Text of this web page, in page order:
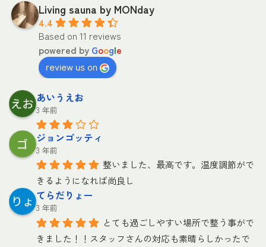
Living sauna by MONday
4.4
Based on 11 reviews
powered by Google
review us on
あいうえお
3 年前
ジョンゴッティ
3 年前
整いました、最高です。温度調節がで
きるようになれば尚良し
てらだりょー
3 年前
とても過ごしやすい場所で整う事がで
きました！！スタッフさんの対応も素晴らしかったで